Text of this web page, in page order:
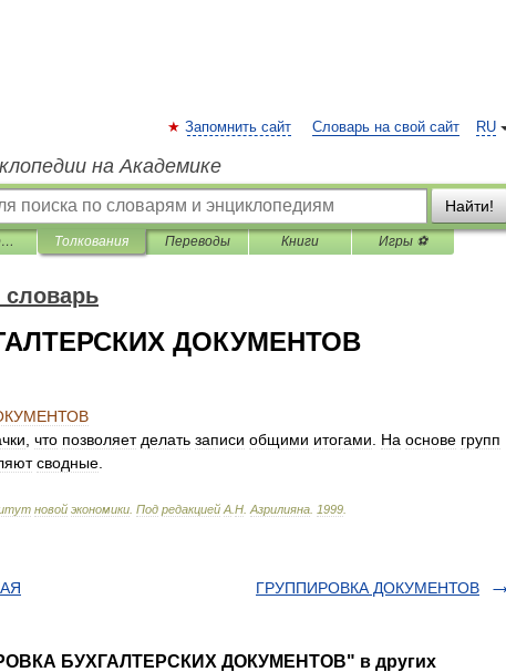
RU
Запомнить сайт Словарь на свой сайт
на Академике
Найти!
Большой бухгалтерский словарь Толкования Переводы Книги Игры ⚽
словарь
ДОКУМЕНТОВ
что позволяет делать записи общими итогами На основе групп
сводные
новой экономики Под редакцией А Н Азрилияна 1999
ГРУППИРОВКА ДОКУМЕНТОВ
БУХГАЛТЕРСКИХ ДОКУМЕНТОВ" в других